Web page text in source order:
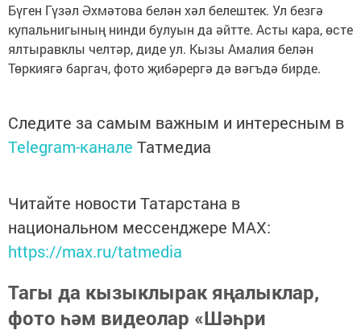
Бүген Гүзәл Әхмәтова белән хәл белештек. Ул безгә
купальнигының нинди булуын да әйтте. Асты кара, өсте
ялтыравклы челтәр, диде ул. Кызы Амалия белән
Төркиягә баргач, фото җибәрергә дә вәгъдә бирде.
Следите за самым важным и интересным в
Telegram-канале Татмедиа
Читайте новости Татарстана в
национальном мессенджере MАХ:
https://max.ru/tatmedia
Тагы да кызыклырак яңалыклар,
фото һәм видеолар «Шәһри